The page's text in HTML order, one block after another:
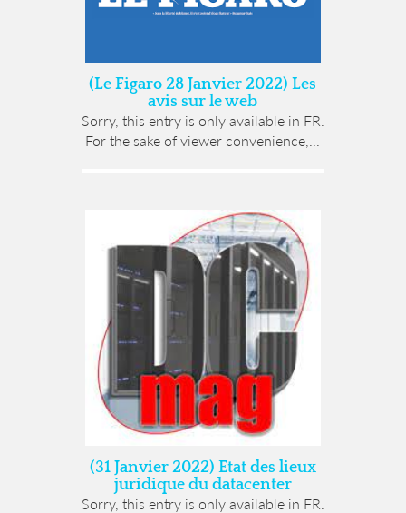
(Le Figaro 28 Janvier 2022) Les
avis sur le web
Sorry, this entry is only available in FR.
For the sake of viewer convenience,...
(31 Janvier 2022) Etat des lieux
juridique du datacenter
Sorry, this entry is only available in FR.